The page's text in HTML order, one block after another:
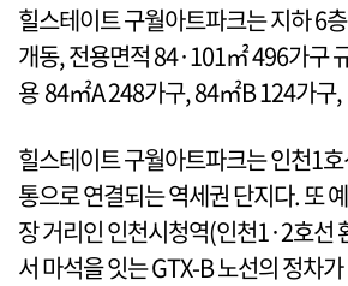
힐스테이트 구월아트파크는 지하 6
개동, 전용면적 84·101㎡ 496가구
용 84㎡A 248가구, 84㎡B 124가구
힐스테이트 구월아트파크는 인천1
통으로 연결되는 역세권 단지다. 또
장 거리인 인천시청역(인천1·2호선
서 마석을 잇는 GTX-B 노선의 정차